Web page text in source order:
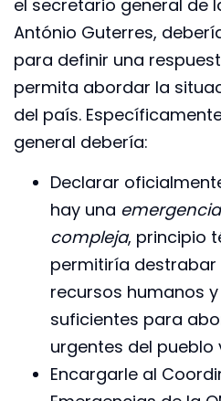
el secretario general de
António Guterres,
para definir una
permita abordar la
del país.
general debería:
Declarar
hay una
compleja, principio
permitiría destrabar
recursos humanos
suficientes para
urgentes del pueblo
Encargarle al